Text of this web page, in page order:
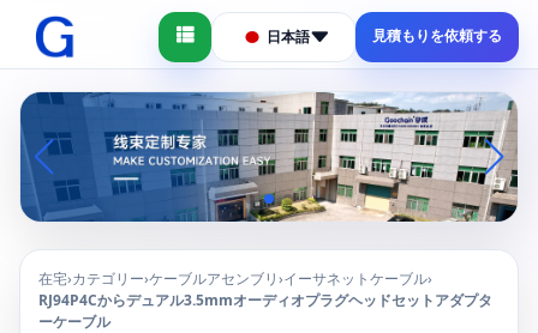
日本語 見積もりを依頼する
在宅›カテゴリー›ケーブルアセンブリ›イーサネットケーブル›
RJ94P4Cからデュアル3.5mmオーディオプラグヘッドセットアダプタ
ーケーブル